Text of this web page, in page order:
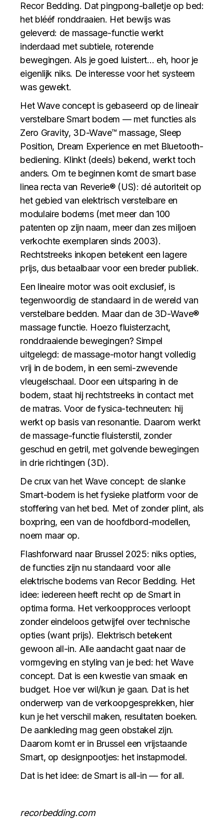
Recor Bedding. Dat pingpong-balletje op bed:
het blééf ronddraaien. Het bewijs was
geleverd: de massage-functie werkt
inderdaad met subtiele, roterende
bewegingen. Als je goed luistert… eh, hoor je
eigenlijk niks. De interesse voor het systeem
was gewekt.
Het Wave concept is gebaseerd op de lineair
verstelbare Smart bodem — met functies als
Zero Gravity, 3D-Wave™ massage, Sleep
Position, Dream Experience en met Bluetooth-
bediening. Klinkt (deels) bekend, werkt toch
anders. Om te beginnen komt de smart base
linea recta van Reverie® (US): dé autoriteit op
het gebied van elektrisch verstelbare en
modulaire bodems (met meer dan 100
patenten op zijn naam, meer dan zes miljoen
verkochte exemplaren sinds 2003).
Rechtstreeks inkopen betekent een lagere
prijs, dus betaalbaar voor een breder publiek.
Een lineaire motor was ooit exclusief, is
tegenwoordig de standaard in de wereld van
verstelbare bedden. Maar dan de 3D-Wave®
massage functie. Hoezo fluisterzacht,
ronddraaiende bewegingen? Simpel
uitgelegd: de massage-motor hangt volledig
vrij in de bodem, in een semi-zwevende
vleugelschaal. Door een uitsparing in de
bodem, staat hij rechtstreeks in contact met
de matras. Voor de fysica-techneuten: hij
werkt op basis van resonantie. Daarom werkt
de massage-functie fluisterstil, zonder
geschud en getril, met golvende bewegingen
in drie richtingen (3D).
De crux van het Wave concept: de slanke
Smart-bodem is het fysieke platform voor de
stoffering van het bed. Met of zonder plint, als
boxpring, een van de hoofdbord-modellen,
noem maar op.
Flashforward naar Brussel 2025: niks opties,
de functies zijn nu standaard voor alle
elektrische bodems van Recor Bedding. Het
idee: iedereen heeft recht op de Smart in
optima forma. Het verkoopproces verloopt
zonder eindeloos getwijfel over technische
opties (want prijs). Elektrisch betekent
gewoon all-in. Alle aandacht gaat naar de
vormgeving en styling van je bed: het Wave
concept. Dat is een kwestie van smaak en
budget. Hoe ver wil/kun je gaan. Dat is het
onderwerp van de verkoopgesprekken, hier
kun je het verschil maken, resultaten boeken.
De aankleding mag geen obstakel zijn.
Daarom komt er in Brussel een vrijstaande
Smart, op designpootjes: het instapmodel.
Dat is het idee: de Smart is all-in — for all.
recorbedding.com